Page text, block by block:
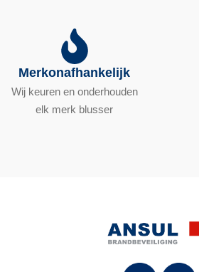
Merkonafhankelijk
Wij keuren en onderhouden
elk merk blusser